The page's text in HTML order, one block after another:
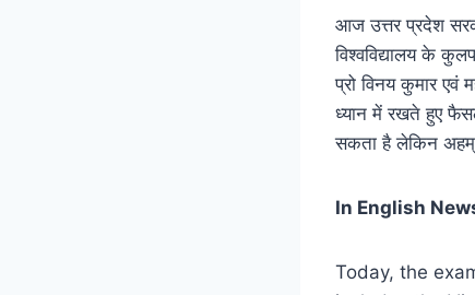
आज उत्तर प्रदेश
विश्वविद्यालय के
प्रो विनय कुमार एवं
ध्यान में रखते हुए
सकता है लेकिन अहम्
In English
Today, the